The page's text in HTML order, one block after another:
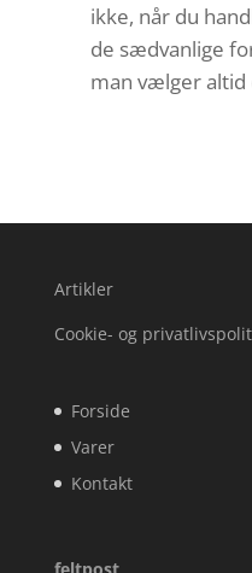
ikke, når du
de sædvanlige
man vælger altid
Artikler
Cookie- og
Forside
Varer
Kontakt